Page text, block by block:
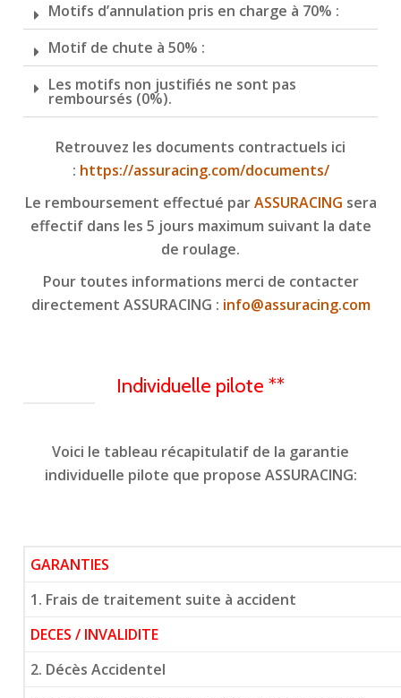
Motifs d’annulation pris en charge à 70% :
Motif de chute à 50% :
Les motifs non justifiés ne sont pas
remboursés (0%).
Retrouvez les documents contractuels ici
: https://assuracing.com/documents/
Le remboursement effectué parASSURACING sera
effectif dans les 5 jours maximum suivant la date
de roulage.
Pour toutes informations merci de contacter
directement ASSURACING : info@assuracing.com
Individuelle pilote **
Voici le tableau récapitulatif de la garantie
individuelle pilote que propose ASSURACING:
GARANTIES
1. Frais de traitement suite à accident
DECES / INVALIDITE
2. Décès Accidentel